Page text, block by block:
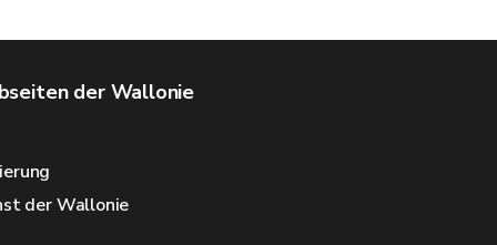
der Wallonie
der Wallonie